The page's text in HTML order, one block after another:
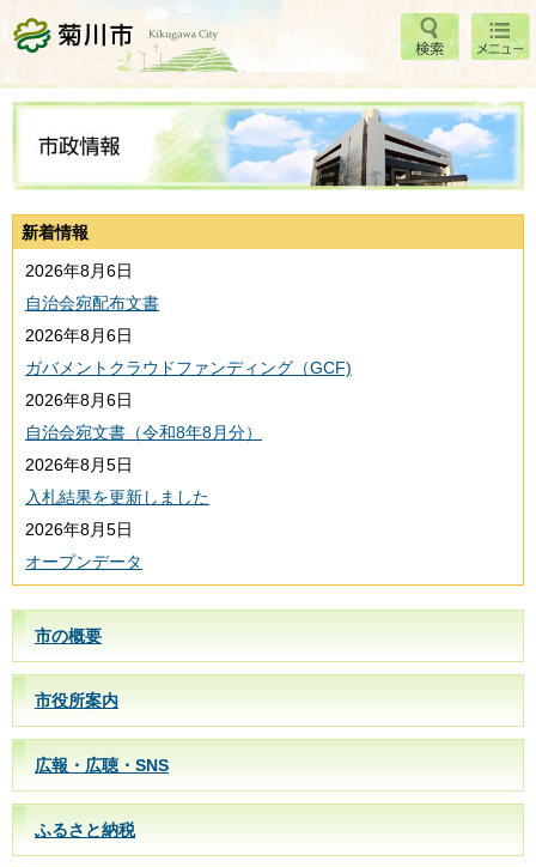
菊川市 検索
メニ
ュー
新着情報
2026年8月6日
自治会宛配布文書
2026年8月6日
ガバメントクラウドファンディング（GCF)
2026年8月6日
自治会宛文書（令和8年8月分）
2026年8月5日
入札結果を更新しました
2026年8月5日
オープンデータ
市の概要
市役所案内
広報・広聴・SNS
ふるさと納税